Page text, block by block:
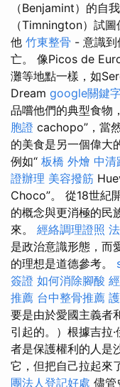
（Benjamint）的自
（Timnington）試
他 竹東整骨 - 意識到
亡。 像Picos de
灘等地點一樣，如
Dream google關鍵
品嚐他們的典型食物
胞證 cachopo”，當
的美食是另一個偉大
例如“ 板橋 外燴 中清
證辦理 美容撥筋
Choco”。 從18世紀
的概念與更消極的民
來。 經絡調理證照
是政治意識形態，而
的理想是道德參考。
簽證 如何消除腳酸
推薦 台中整骨推薦
要是由於愛國主義者
引起的。）根據吉拉
者是保護權利的人是
它，但把自己拉起來
團法人登記好處 儘管